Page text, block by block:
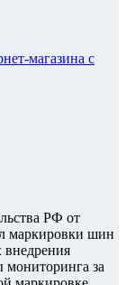
магазина с
РФ от
маркировки шин
внедрения
мониторинга за